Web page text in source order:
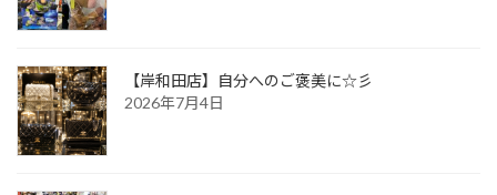
【岸和田店】自分へのご褒美に☆彡
2026年7月4日